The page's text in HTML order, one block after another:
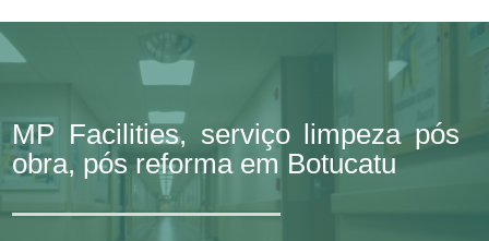
MP Facilities, serviço limpeza pós
obra, pós reforma em Botucatu